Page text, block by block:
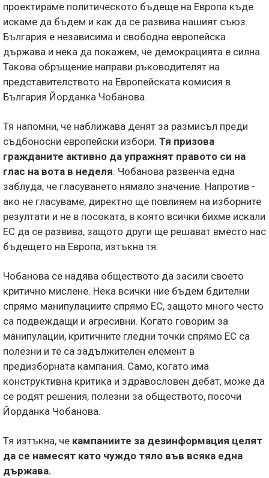
проектираме политическото бъдеще на Европа къде
искаме да бъдем и как да се развива нашият съюз.
България е независима и свободна европейска
държава и нека да покажем, че демокрацията е силна.
Такова обръщение направи ръководителят на
представителството на Европейската комисия в
България Йорданка Чобанова.
Тя напомни, че наближава денят за размисъл преди
съдбоносни европейски избори. Тя призова
гражданите активно да упражнят правото си на
глас на вота в неделя. Чобанова развенча една
заблуда, че гласуването нямало значение. Напротив -
ако не гласуваме, директно ще повлияем на изборните
резултати и не в посоката, в която всички бихме искали
ЕС да се развива, защото други ще решават вместо нас
бъдещето на Европа, изтъкна тя.
Чобанова се надява обществото да засили своето
критично мислене. Нека всички ние бъдем бдителни
спрямо манипулациите спрямо ЕС, защото много често
са подвеждащи и агресивни. Когато говорим за
манипулации, критичните гледни точки спрямо ЕС са
полезни и те са задължителен елемент в
предизборната кампания. Само, когато има
конструктивна критика и здравословен дебат, може да
се родят решения, полезни за обществото, посочи
Йорданка Чобанова.
Тя изтъкна, че кампаниите за дезинформация целят
да се намесят като чуждо тяло във всяка една
държава.